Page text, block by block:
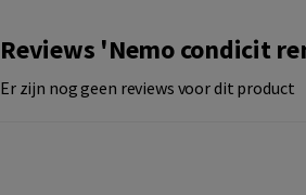
Reviews 'Nemo condicit
Er zijn nog geen reviews voor dit product